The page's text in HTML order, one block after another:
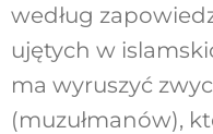
według
ujętych w
ma wyruszyć
(muzułmanów),